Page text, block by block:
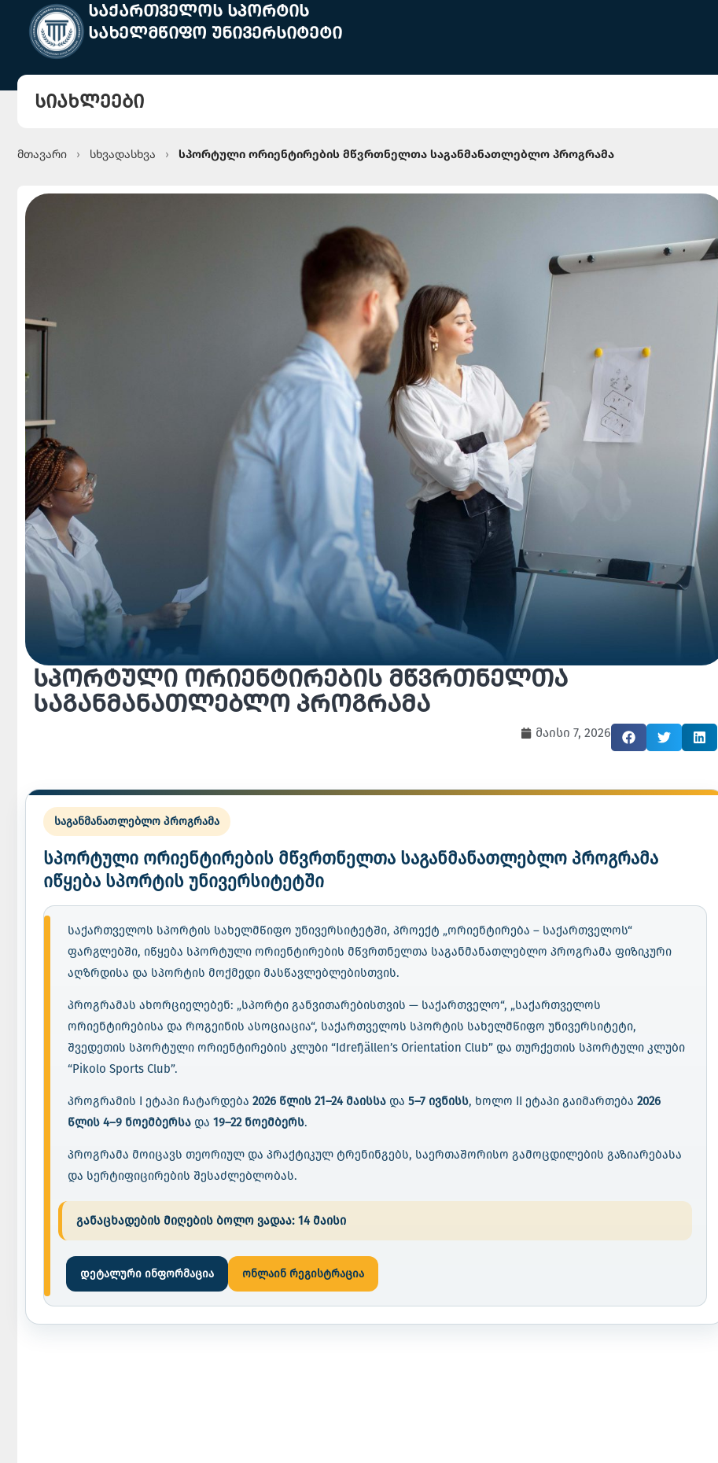
საქართველოს სპორტის
სახელმწიფო უნივერსიტეტი
სიახლეები
მთავარი › სხვადასხვა › სპორტული ორიენტირების მწვრთნელთა საგანმანათლებლო პროგრამა
სპორტული ორიენტირების მწვრთნელთა
საგანმანათლებლო პროგრამა
მაისი 7, 2026
საგანმანათლებლო პროგრამა
სპორტული ორიენტირების მწვრთნელთა საგანმანათლებლო პროგრამა
იწყება სპორტის უნივერსიტეტში
საქართველოს სპორტის სახელმწიფო უნივერსიტეტში, პროექტ „ორიენტირება – საქართველოს“
ფარგლებში, იწყება სპორტული ორიენტირების მწვრთნელთა საგანმანათლებლო პროგრამა ფიზიკური
აღზრდისა და სპორტის მოქმედი მასწავლებლებისთვის.
პროგრამას ახორციელებენ: „სპორტი განვითარებისთვის — საქართველო“, „საქართველოს
ორიენტირებისა და როგეინის ასოციაცია“, საქართველოს სპორტის სახელმწიფო უნივერსიტეტი,
შვედეთის სპორტული ორიენტირების კლუბი “Idrefjällen’s Orientation Club” და თურქეთის სპორტული კლუბი
“Pikolo Sports Club”.
პროგრამის I ეტაპი ჩატარდება 2026 წლის 21–24 მაისსა და 5–7 ივნისს, ხოლო II ეტაპი გაიმართება 2026
წლის 4–9 ნოემბერსა და 19–22 ნოემბერს.
პროგრამა მოიცავს თეორიულ და პრაქტიკულ ტრენინგებს, საერთაშორისო გამოცდილების გაზიარებასა
და სერტიფიცირების შესაძლებლობას.
განაცხადების მიღების ბოლო ვადაა: 14 მაისი
დეტალური ინფორმაცია ონლაინ რეგისტრაცია